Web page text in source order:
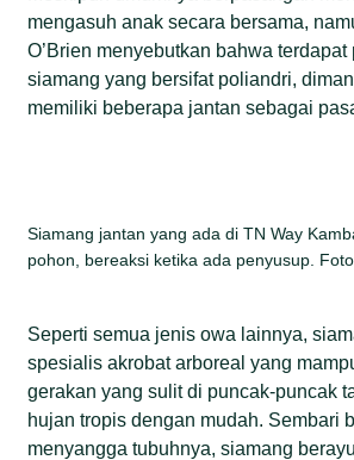
mengasuh anak secara bersama,
O’Brien menyebutkan bahwa
siamang yang bersifat poliandri,
memiliki beberapa jantan sebagai
Siamang jantan yang ada di TN Way
pohon, bereaksi ketika ada penyusup.
Seperti semua jenis owa lainnya,
spesialis akrobat arboreal yang
gerakan yang sulit di puncak-puncak
hujan tropis dengan mudah. Sembari
menyangga tubuhnya, siamang